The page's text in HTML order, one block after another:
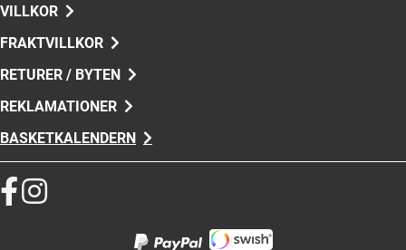
VILLKOR
FRAKTVILLKOR
RETURER / BYTEN
REKLAMATIONER
BASKETKALENDERN